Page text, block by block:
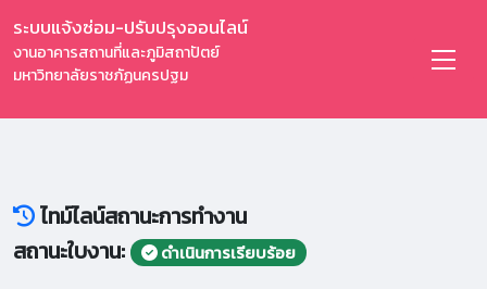
ระบบแจ้งซ่อม-ปรับปรุงออนไลน์
งานอาคารสถานที่และภูมิสถาปัตย์
มหาวิทยาลัยราชภัฏนครปฐม
ไทม์ไลน์สถานะการทำงาน
สถานะใบงาน:
ดำเนินการเรียบร้อย